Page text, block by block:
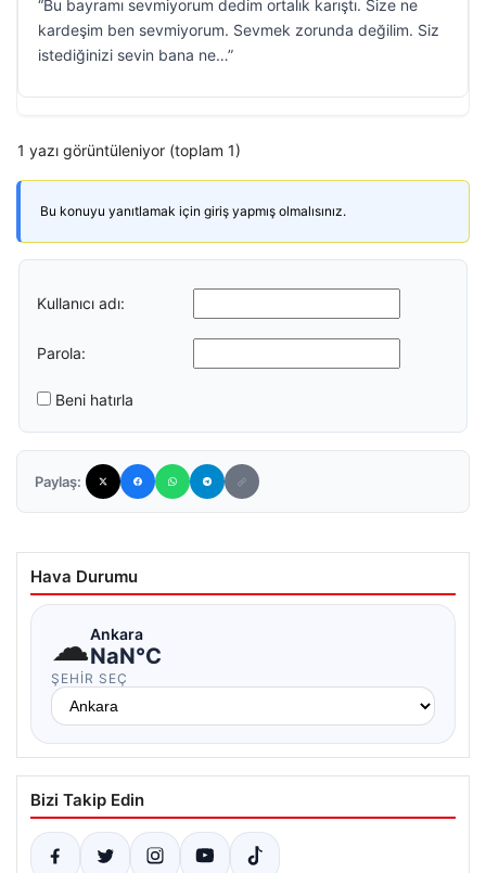
“Bu bayramı sevmiyorum dedim ortalık karıştı. Size ne
kardeşim ben sevmiyorum. Sevmek zorunda değilim. Siz
istediğinizi sevin bana ne…”
1 yazı görüntüleniyor (toplam 1)
Bu konuyu yanıtlamak için giriş yapmış olmalısınız.
Kullanıcı adı:
Parola:
Beni hatırla
Paylaş:
Hava Durumu
☁Ankara
NaN°C
ŞEHIR SEÇ
Bizi Takip Edin